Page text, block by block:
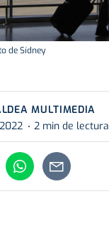
de Sídney
MULTIMEDIA
2 min de lectura